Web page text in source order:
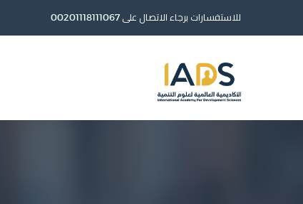
للاستفسارات برجاء الاتصال على 00201118111067